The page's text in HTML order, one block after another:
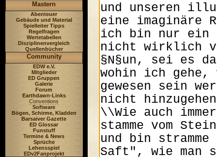
Mastern
Abenteuer
Gebäude und Material
Spielleiter Tipps
Regelfragen
Wertetabellen
Disziplinenvergleich
Quellenbücher
Community
EDW e.V.
Mitglieder
ED Gruppen
Galerie
Forum
Earthdawn-Links
Conventions
Software
Bögen, Schirme, Kladden
Barsaiver Gazette
ED Glossar
Funstuff
Termine & News
Sprüche
Lehensspiel
EDv2Fanprojekt